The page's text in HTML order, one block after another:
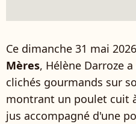
Ce dimanche 31 mai
Mères, Hélène Darroze
clichés gourmands sur
montrant un poulet cuit
jus accompagné d'une